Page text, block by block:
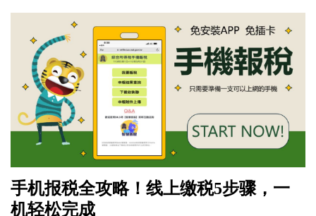
手机报税全攻略！线上缴税5步骤，一
机轻松完成